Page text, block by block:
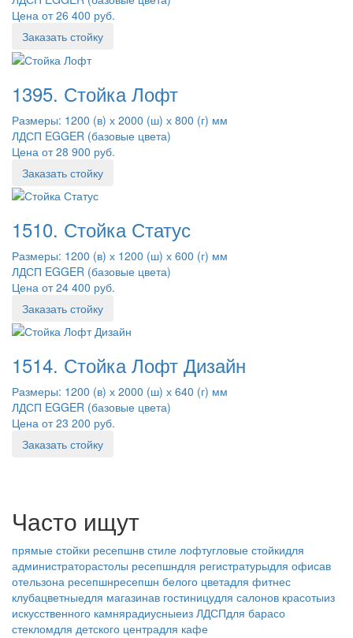
Цена от 26 400 руб.
Заказать стойку
1395. Стойка Лофт
Размеры: 1200 (в) х 2000 (ш) х 800 (г) мм
ЛДСП EGGER (базовые цвета)
Цена от 28 900 руб.
Заказать стойку
1510. Стойка Статус
Размеры: 1200 (в) х 1200 (ш) х 600 (г) мм
ЛДСП EGGER (базовые цвета)
Цена от 24 400 руб.
Заказать стойку
1514. Стойка Лофт Дизайн
Размеры: 1200 (в) х 2000 (ш) х 640 (г) мм
ЛДСП EGGER (базовые цвета)
Цена от 23 200 руб.
Заказать стойку
Часто ищут
прямые стойки ресепшнв стиле лофтугловые стойкидля
администраторастолы ресепшндля регистратурыдля офисав
отельзона ресепшнресепшн белого цветадля фитнес
клубацветныедля магазинав гостиницудля салонов красотыиз
искусственного камнярадиусныеиз ЛДСПдля барасо
стекломдля детского центрадля кафе